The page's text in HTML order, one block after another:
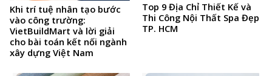
Khi trí tuệ nhân tạo bước
vào công trường:
VietBuildMart và lời giải
cho bài toán kết nối ngành
xây dựng Việt Nam
Top 9 Địa Chỉ Thiết Kế và
Thi Công Nội Thất Spa Đẹp
TP. HCM